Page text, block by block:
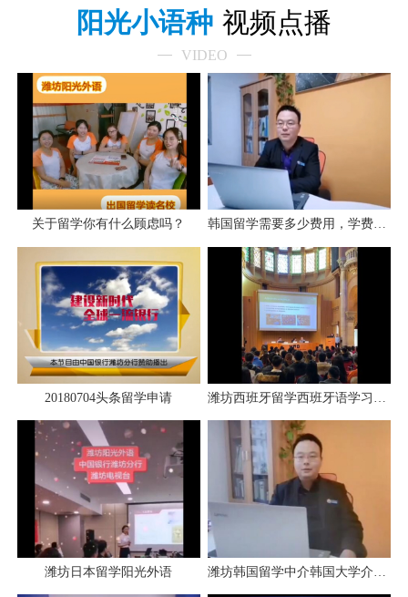
阳光小语种 视频点播
VIDEO
关于留学你有什么顾虑吗？ 韩国留学需要多少费用，学费生活费多少？
20180704头条留学申请
潍坊日本留学阳光外语